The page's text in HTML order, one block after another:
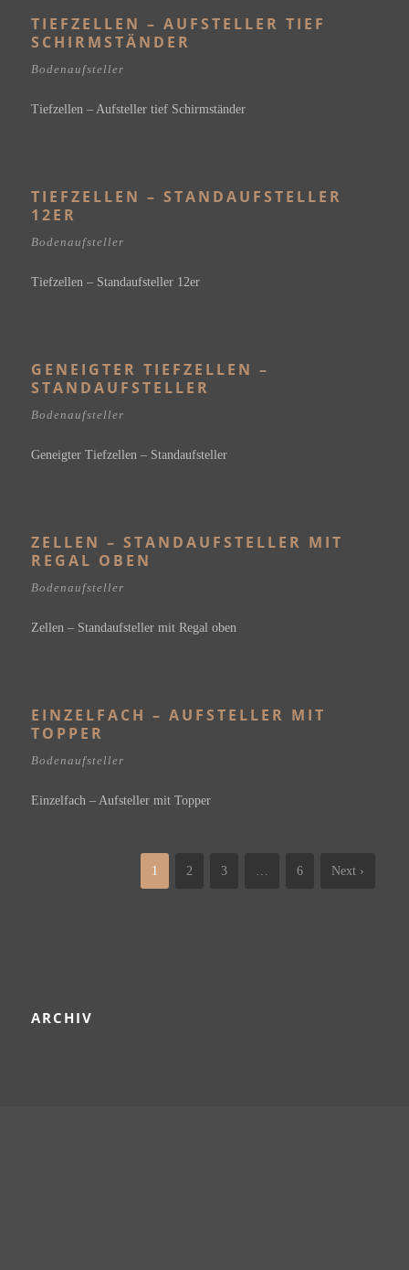
TIEFZELLEN – AUFSTELLER TIEF
SCHIRMSTÄNDER
Bodenaufsteller
Tiefzellen – Aufsteller tief Schirmständer
TIEFZELLEN – STANDAUFSTELLER
12ER
Bodenaufsteller
Tiefzellen – Standaufsteller 12er
GENEIGTER TIEFZELLEN –
STANDAUFSTELLER
Bodenaufsteller
Geneigter Tiefzellen – Standaufsteller
ZELLEN – STANDAUFSTELLER MIT
REGAL OBEN
Bodenaufsteller
Zellen – Standaufsteller mit Regal oben
EINZELFACH – AUFSTELLER MIT
TOPPER
Bodenaufsteller
Einzelfach – Aufsteller mit Topper
1 2 3 … 6 Next ›
ARCHIV